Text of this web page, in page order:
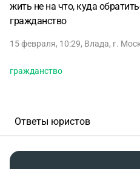
жить не на что, куда
гражданство
15 февраля, 10:29, Влада, г.
гражданство
Ответы юристов